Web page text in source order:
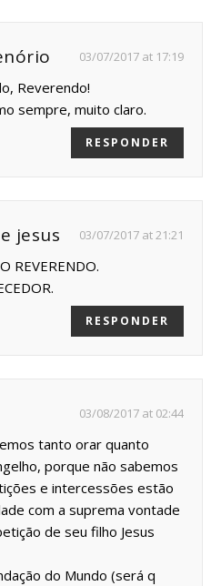
03/07/2017 at 17:19
Reverendo!
sempre, muito claro.
RESPONDER
jesus 03/07/2017 at 21:21
REVERENDO.
RESPONDER
03/08/2017 at 02:44
tanto orar quanto
porque não sabemos
e intercessões estão
com a suprema vontade
de seu filho Jesus
do Mundo (será q